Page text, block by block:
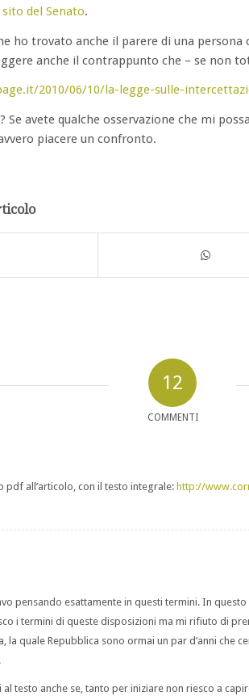
del Senato.
ho trovato anche il parere di una
anche il contrappunto che – se non
2010/06/10/la-legge-sulle-
Se avete qualche osservazione che mi
piacere un confronto.
12
COMMENTI
pdf all’articolo, con il testo integrale: http://
pensando esattamente in questi termini. In
i termini di queste disposizioni ma mi rifiuto di
quale Repubblica sono ormai un par d’anni che
testo anche se, tanto per iniziare non riesco a